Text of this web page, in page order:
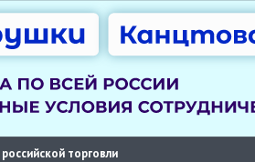
торговли